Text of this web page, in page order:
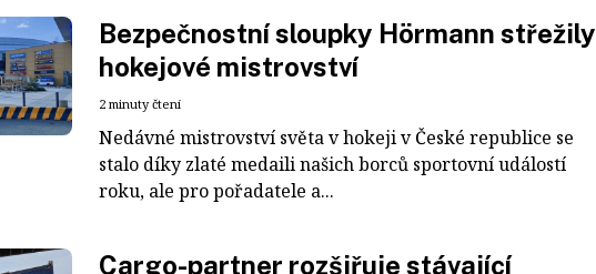
Bezpečnostní sloupky Hörmann střežily
hokejové mistrovství
2 minuty čtení
Nedávné mistrovství světa v hokeji v České republice se
stalo díky zlaté medaili našich borců sportovní událostí
roku, ale pro pořadatele a...
Cargo-partner rozšiřuje stávající